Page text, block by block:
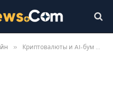
» Криптовалюты и AI-бум Кремниевой долины 2026: почему Сан-Франциско влияет на биткоин